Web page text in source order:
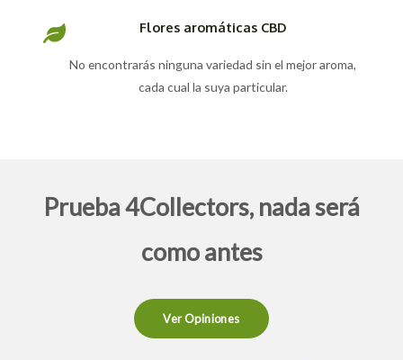
Flores aromáticas CBD
No encontrarás ninguna variedad sin el mejor aroma,
cada cual la suya particular.
Prueba 4Collectors, nada será
como antes
Ver Opiniones